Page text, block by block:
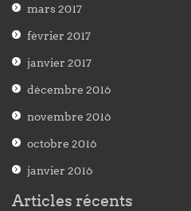
mars 2017
février 2017
janvier 2017
décembre 2016
novembre 2016
octobre 2016
janvier 2016
Articles récents